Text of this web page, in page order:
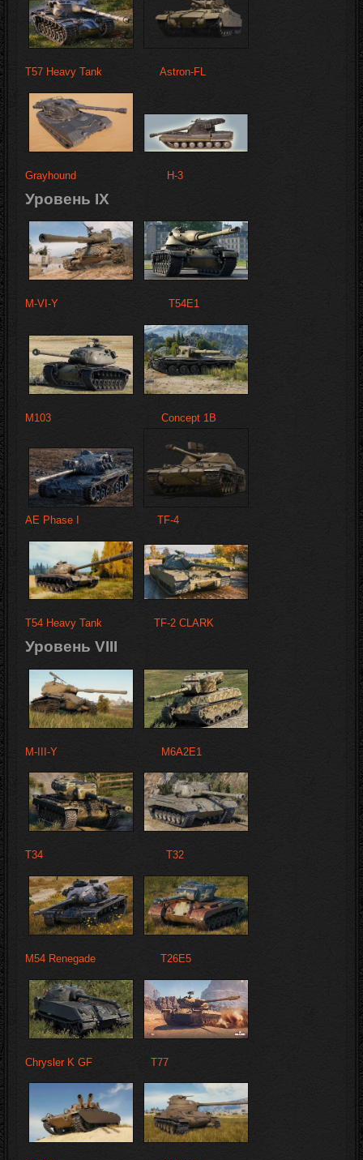
T57 Heavy Tank Astron-FL
Grayhound H-3
Уровень IX
M-VI-Y T54E1
M103 Concept 1B
AE Phase I TF-4
T54 Heavy Tank TF-2 CLARK
Уровень VIII
M-III-Y M6A2E1
T34 T32
M54 Renegade T26E5
Chrysler K GF T77